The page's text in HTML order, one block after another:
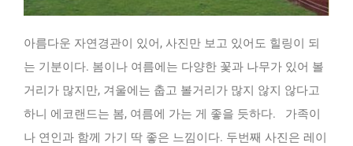
아름다운 자연경관이 있어, 사진만 보고 있어도 힐링이 되
는 기분이다. 봄이나 여름에는 다양한 꽃과 나무가 있어 볼
거리가 많지만, 겨울에는 춥고 볼거리가 많지 않지 않다고
하니 에코랜드는 봄, 여름에 가는 게 좋을 듯하다. 가족이
나 연인과 함께 가기 딱 좋은 느낌이다. 두번째 사진은 레이